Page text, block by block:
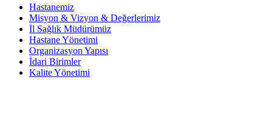
Hastanemiz
Misyon & Vizyon & Değerlerimiz
İl Sağlık Müdürümüz
Hastane Yönetimi
Organizasyon Yapısı
İdari Birimler
Kalite Yönetimi